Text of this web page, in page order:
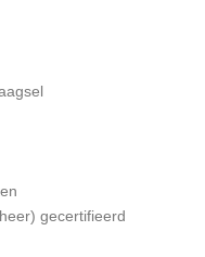
gecertifieerd